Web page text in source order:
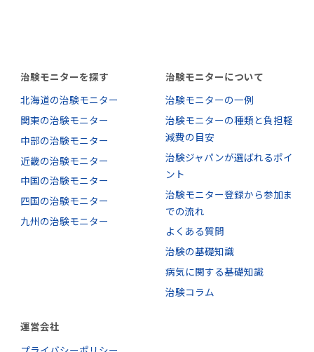
治験モニターを探す
北海道の治験モニター
関東の治験モニター
中部の治験モニター
近畿の治験モニター
中国の治験モニター
四国の治験モニター
九州の治験モニター
治験モニターについて
治験モニターの一例
治験モニターの種類と負担軽
減費の目安
治験ジャパンが選ばれるポイ
ント
治験モニター登録から参加ま
での流れ
よくある質問
治験の基礎知識
病気に関する基礎知識
治験コラム
運営会社